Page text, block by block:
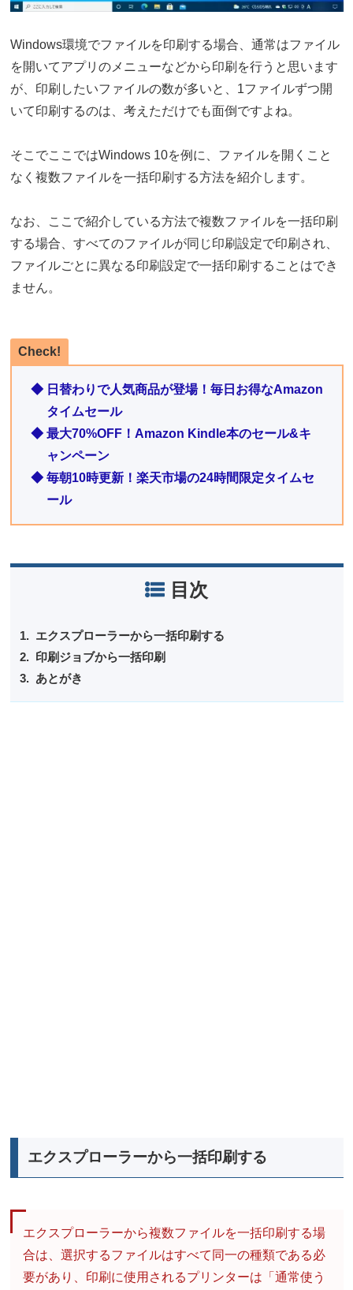
Windows環境でファイルを印刷する場合、通常はファイル
を開いてアプリのメニューなどから印刷を行うと思います
が、印刷したいファイルの数が多いと、1ファイルずつ開
いて印刷するのは、考えただけでも面倒ですよね。
そこでここではWindows 10を例に、ファイルを開くこと
なく複数ファイルを一括印刷する方法を紹介します。
なお、ここで紹介している方法で複数ファイルを一括印刷
する場合、すべてのファイルが同じ印刷設定で印刷され、
ファイルごとに異なる印刷設定で一括印刷することはでき
ません。
Check!
◆ 日替わりで人気商品が登場！毎日お得なAmazon
タイムセール
◆ 最大70%OFF！Amazon Kindle本のセール&キ
ャンペーン
◆ 毎朝10時更新！楽天市場の24時間限定タイムセ
ール
目次
エクスプローラーから一括印刷する
印刷ジョブから一括印刷
あとがき
エクスプローラーから一括印刷する
エクスプローラーから複数ファイルを一括印刷する場
合は、選択するファイルはすべて同一の種類である必
要があり、印刷に使用されるプリンターは「通常使う